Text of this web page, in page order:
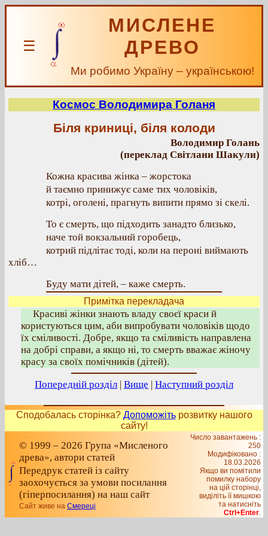
☰
МИСЛЕНЕ
ДРЕВО
Ми робимо Україну – українською!
Космос Володимира Голаня
Біля криниці, біля колоди
Володимир Голань
(переклад Світлани Шакули)
Кожна красива жінка – жорстока
й таємно принижує саме тих чоловіків,
котрі, оголені, прагнуть випити прямо зі скелі.
То є смерть, що підходить занадто близько,
наче той вокзальний горобець,
котрий підлітає тоді, коли на пероні виймають
хліб…
Буду мати дітей, – каже смерть.
Примітка перекладача
Красиві жінки знають владу своєї краси й
користуються цим, аби випробувати чоловіків щодо
їх сміливості. Добре, якщо та сміливість направлена
на добрі справи, а якщо ні, то смерть вважає жіночу
красу за своїх помічників (дітей).
Попередній розділ | Вище | Наступний розділ
Сподобалась сторінка? Допоможітьрозвитку нашого
сайту!
© 1999 – 2026 Група «Мисленого
древа», автори статей
Передрук статей із сайту
заохочується за умови посилання
(гіперпосилання) на наш сайт
Сайт живе на Смереці
Число завантажень :
250
Модифіковано :
18.03.2026
Якщо ви помітили
помилку набору
на цiй сторiнцi,
видiлiть її мишкою
та натисніть
Ctrl+Enter.